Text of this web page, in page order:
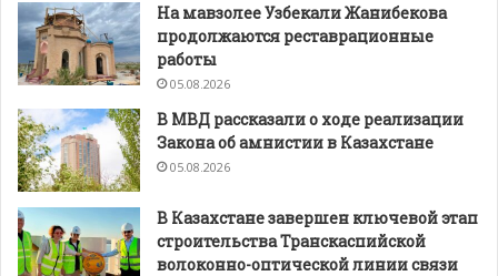
На мавзолее Узбекали Жанибекова
продолжаются реставрационные
работы
05.08.2026
В МВД рассказали о ходе реализации
Закона об амнистии в Казахстане
05.08.2026
В Казахстане завершен ключевой этап
строительства Транскаспийской
волоконно-оптической линии связи